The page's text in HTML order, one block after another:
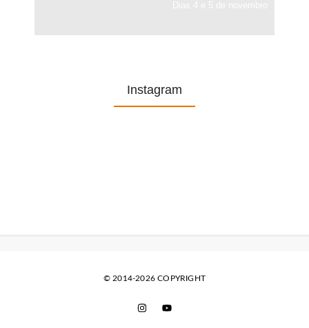
Instagram
© 2014-2026 COPYRIGHT